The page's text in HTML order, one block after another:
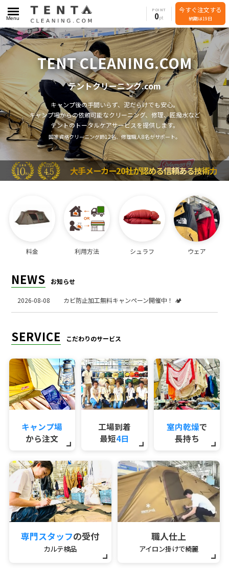
POINT
0
今すぐ注文する
納期は19日
Menu
TENT CLEANING.COM
テントクリーニング.com
キャンプ後の手間いらず、泥だらけでも安心。
キャンプ場からの依頼可能なクリーニング、修理、匠撥水など
テントのトータルケアサービスを提供します。
国家資格クリーニング師12名、修理職人8名がサポート。
大手メーカー20社が認める信頼ある技術力
料金 利用方法 シュラフ ウェア
NEWS お知らせ
2026-08-08 カビ防止加工無料キャンペーン開催中！ 🏕️
SERVICE こだわりのサービス
キャンプ場
から注文
工場到着
最短4日
室内乾燥で
長持ち
専門スタッフの受付
カルテ検品
職人仕上
アイロン掛けで綺麗